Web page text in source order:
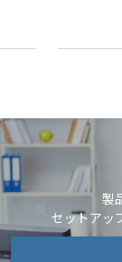
製
セットアッ